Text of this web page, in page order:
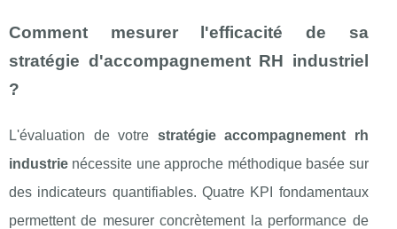
Comment mesurer l'efficacité de sa
stratégie d'accompagnement RH industriel
?
L'évaluation de votre stratégie accompagnement rh
industrie nécessite une approche méthodique basée sur
des indicateurs quantifiables. Quatre KPI fondamentaux
permettent de mesurer concrètement la performance de